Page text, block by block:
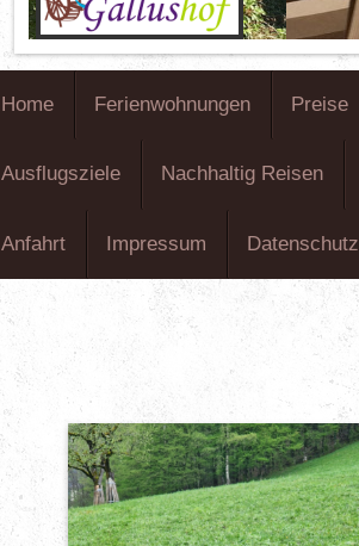
Home Ferienwohnungen Preise
Ausflugsziele Nachhaltig Reisen
Anfahrt Impressum Datenschutz